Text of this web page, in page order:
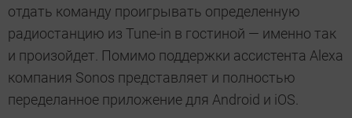
отдать команду проигрывать определенную
радиостанцию из Tune-in в гостиной — именно так
и произойдет. Помимо поддержки ассистента Alexa
компания Sonos представляет и полностью
переделанное приложение для Android и iOS.